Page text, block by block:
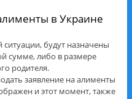
в Украине
ситуации, будут назначены
сумме, либо в размере
родителя.
заявление на алименты
и этот момент, также